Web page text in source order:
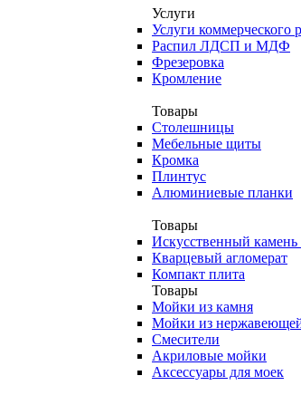
Услуги
Услуги коммерческого
Распил ЛДСП и МДФ
Фрезеровка
Кромление
Товары
Столешницы
Мебельные щиты
Кромка
Плинтус
Алюминиевые планки
Товары
Искусственный
Кварцевый агломерат
Компакт плита
Товары
Мойки из камня
Мойки из
Смесители
Акриловые мойки
Аксессуары для моек